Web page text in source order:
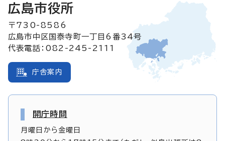
広島市役所
〒730-8586
広島市中区国泰寺町一丁目6番34号
代表電話：082-245-2111
庁舎案内
開庁時間
月曜日から金曜日